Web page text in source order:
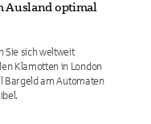
Ausland optimal
Sie sich weltweit
Klamotten in London
Bargeld am Automaten